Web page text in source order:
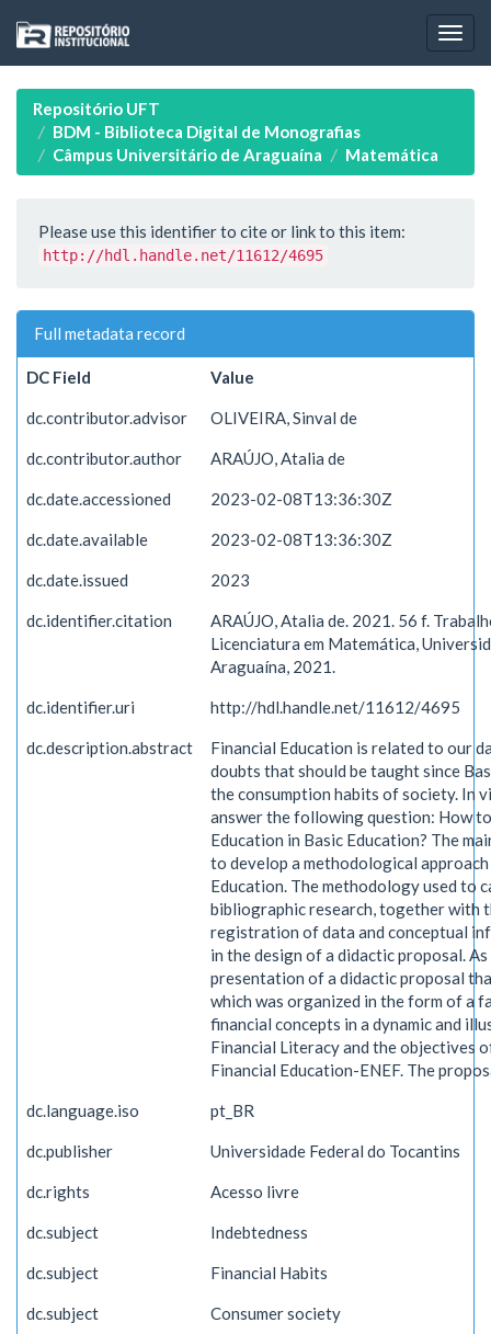
navigation
Repositório UFT
BDM - Biblioteca Digital de Monografias
Câmpus Universitário de Araguaína
Matemática
Please use this identifier to cite or link to this item:
http://hdl.handle.net/11612/4695
Full metadata record
DC Field Value
dc.contributor.advisor OLIVEIRA, Sinval de
dc.contributor.author ARAÚJO, Atalia de
dc.date.accessioned 2023-02-08T13:36:30Z
dc.date.available 2023-02-08T13:36:30Z
dc.date.issued 2023
dc.identifier.citation
ARAÚJO, Atalia de. 2021. 56 f.
Licenciatura em Matemática,
Araguaína, 2021.
dc.identifier.uri http://hdl.handle.net/11612/4695
dc.description.abstract
Financial Education is related to our
doubts that should be taught since
the consumption habits of society. In
answer the following question: How
Education in Basic Education? The
to develop a methodological
Education. The methodology used to
bibliographic research, together with
registration of data and conceptual
in the design of a didactic proposal.
presentation of a didactic proposal
which was organized in the form of a
financial concepts in a dynamic and
Financial Literacy and the objectives
Financial Education-ENEF. The
dc.language.iso pt_BR
dc.publisher Universidade Federal do Tocantins
dc.rights Acesso livre
dc.subject Indebtedness
dc.subject Financial Habits
dc.subject Consumer society